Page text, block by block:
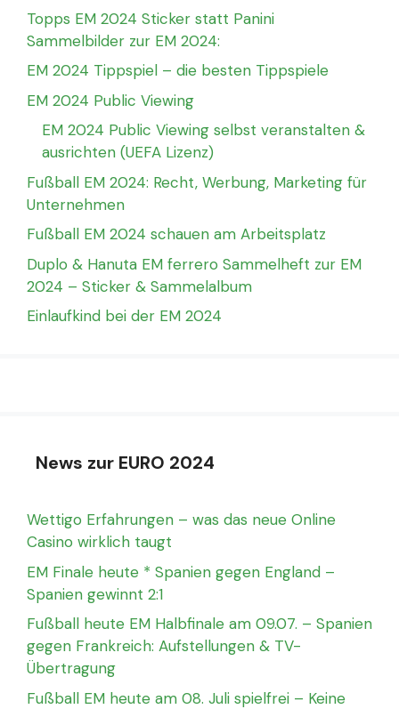
Topps EM 2024 Sticker statt Panini
Sammelbilder zur EM 2024:
EM 2024 Tippspiel – die besten Tippspiele
EM 2024 Public Viewing
EM 2024 Public Viewing selbst veranstalten &
ausrichten (UEFA Lizenz)
Fußball EM 2024: Recht, Werbung, Marketing für
Unternehmen
Fußball EM 2024 schauen am Arbeitsplatz
Duplo & Hanuta EM ferrero Sammelheft zur EM
2024 – Sticker & Sammelalbum
Einlaufkind bei der EM 2024
News zur EURO 2024
Wettigo Erfahrungen – was das neue Online
Casino wirklich taugt
EM Finale heute * Spanien gegen England –
Spanien gewinnt 2:1
Fußball heute EM Halbfinale am 09.07. – Spanien
gegen Frankreich: Aufstellungen & TV-
Übertragung
Fußball EM heute am 08. Juli spielfrei – Keine